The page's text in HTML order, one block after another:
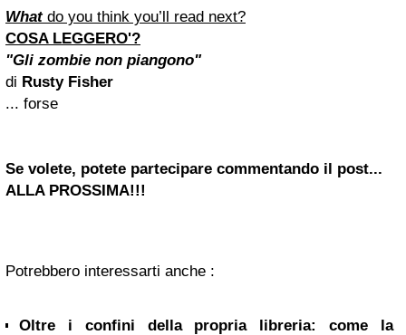
Whatdo you think you’ll read next?
COSA LEGGERO'?
"Gli zombie non piangono"
di Rusty Fisher
... forse
Se volete, potete partecipare commentando il post...
ALLA PROSSIMA!!!
Potrebbero interessarti anche :
Oltre i confini della propria libreria: come la